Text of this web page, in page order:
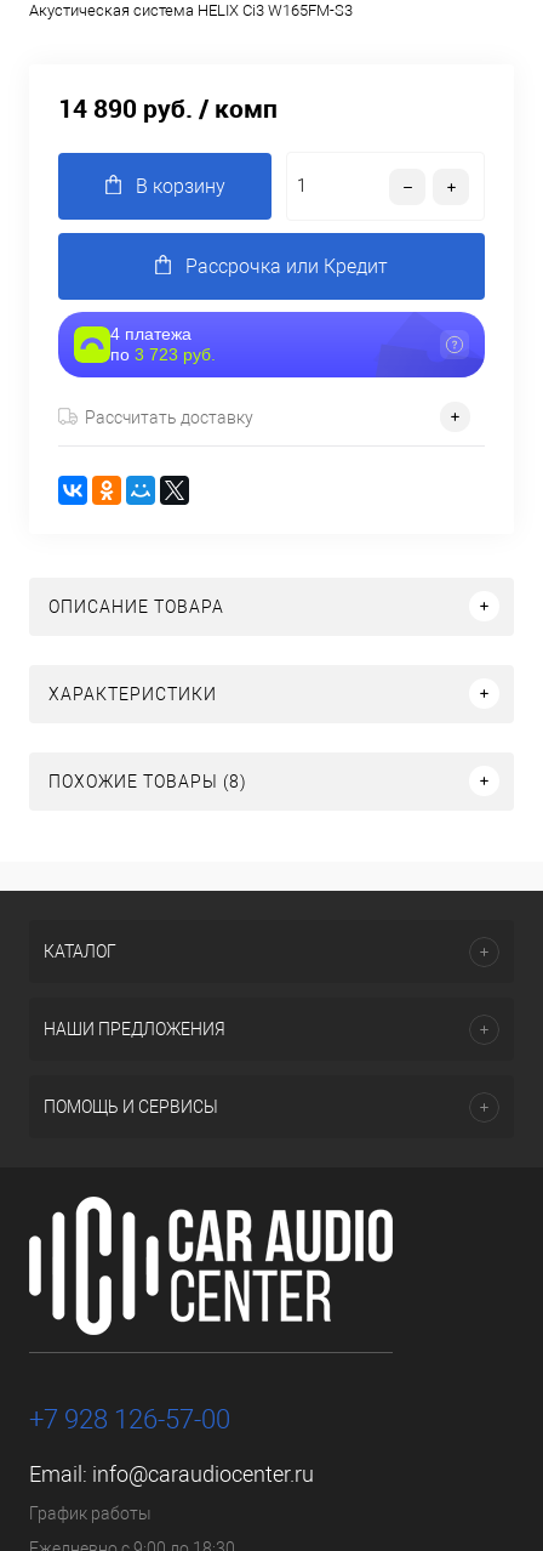
Акустическая система HELIX Ci3 W165FM-S3
14 890 руб. / комп
В корзину
Рассрочка или Кредит
4 платежа
по 3 723 руб.
Рассчитать доставку
ОПИСАНИЕ ТОВАРА
ХАРАКТЕРИСТИКИ
ПОХОЖИЕ ТОВАРЫ (8)
КАТАЛОГ
НАШИ ПРЕДЛОЖЕНИЯ
ПОМОЩЬ И СЕРВИСЫ
+7 928 126-57-00
Email: info@caraudiocenter.ru
График работы